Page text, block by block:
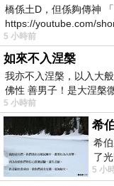
橋係土D，但係夠傳神
https://youtube.com/
5 小時前
如來不入涅槃
我亦不入涅槃，以入大
佛性 善男子！是大涅槃
5 小時前
希
希
了
面
5 小